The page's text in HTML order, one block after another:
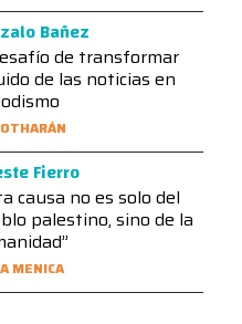
Bañez
de transformar
de las noticias en
Fierro
causa no es solo del
palestino, sino de la
MENICA